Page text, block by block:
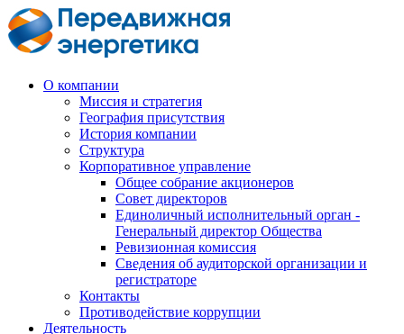
О компании
Миссия и стратегия
География присутствия
История компании
Структура
Корпоративное управление
Общее собрание акционеров
Совет директоров
Единоличный исполнительный орган -
Генеральный директор Общества
Ревизионная комиссия
Сведения об аудиторской организации и
регистраторе
Контакты
Противодействие коррупции
Деятельность